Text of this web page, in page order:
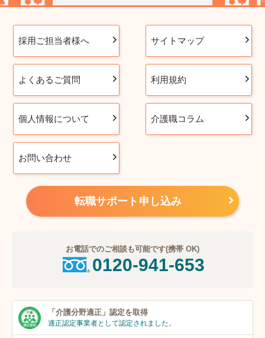
採用ご担当者様へ サイトマップ
よくあるご質問 利用規約
個人情報について 介護職コラム
お問い合わせ
転職サポート申し込み
お電話でのご相談も可能です(携帯 OK)
0120-941-653
「介護分野適正」 認定を取得
適正認定事業者として認定されました。